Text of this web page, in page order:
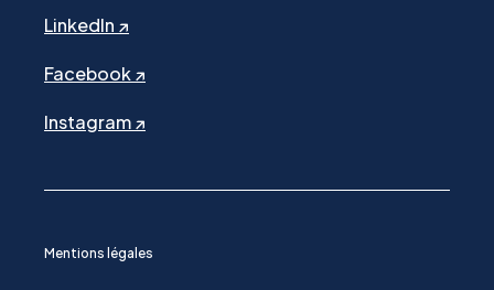
LinkedIn ↗
Facebook ↗
Instagram ↗
Mentions légales